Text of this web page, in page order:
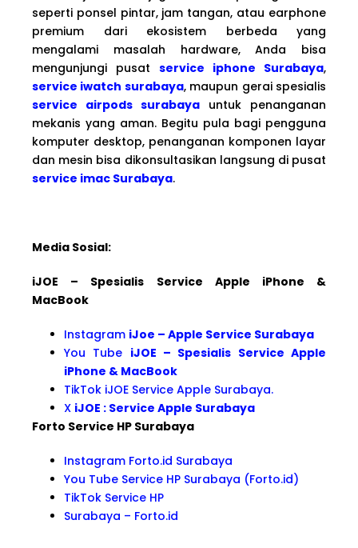
seperti ponsel pintar, jam tangan, atau earphone
premium dari ekosistem berbeda yang
mengalami masalah hardware, Anda bisa
mengunjungi pusat service iphone Surabaya,
service iwatch surabaya, maupun gerai spesialis
service airpods surabaya untuk penanganan
mekanis yang aman. Begitu pula bagi pengguna
komputer desktop, penanganan komponen layar
dan mesin bisa dikonsultasikan langsung di pusat
service imac Surabaya.
Media Sosial:
iJOE – Spesialis Service Apple iPhone &
MacBook
Instagram iJoe – Apple Service Surabaya
You Tube iJOE – Spesialis Service Apple
iPhone & MacBook
TikTok iJOE Service Apple Surabaya.
X iJOE : Service Apple Surabaya
Forto Service HP Surabaya
Instagram Forto.id Surabaya
You Tube Service HP Surabaya (Forto.id)
TikTok Service HP
Surabaya – Forto.id